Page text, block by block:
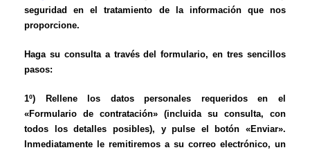
seguridad en el tratamiento de la información que nos
proporcione.
Haga su consulta a través del formulario, en tres sencillos
pasos:
1º) Rellene los datos personales requeridos en el
«Formulario de contratación» (incluida su consulta, con
todos los detalles posibles), y pulse el botón «Enviar».
Inmediatamente le remitiremos a su correo electrónico, un